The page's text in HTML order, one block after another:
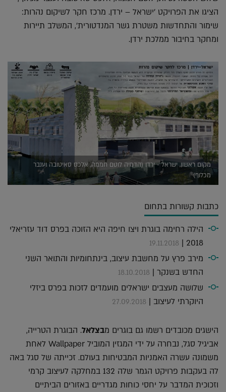
הציגו את הפרויקט 'ישראל – ירדן. מרכז חקר לשיקום נהרות:
שימור והתחדשות משטרת גשר המנדטורית', המשלב תיירות
ומחקר בחיבור ממלכת ירדן.
מקום ראשון, ישראל - ירדן (הדמיה לוטם חממה, אלכס סאיטובה וענבר
מכלוף)
כתבות קשורות בתחום
הילה רחימה בוגרת ויצו חיפה היא הזוכה בפרס דוד עזריאלי
2018 |
19.11.2018
מירב פרץ על מחשבת עיצוב, בינתחומיות והתואר השני
החדש בשנקר | 18.10.2018
שלושה מעצבים ישראלים מועמדים לזכות בפרס ביזלי
היוקרתי לעיצוב | 27.09.2018
הישגים מכובדים רשמו גם בוגרים מבצלאל. הבוגרת הטרייה,
אביגיל סגל, נבחרה על ידי המגזין המוביל Wallpaper לאחת
משמונה עשרה האמניות המבטיחות בעולם. זכייתה של סגל באה
לה בעקבות פרויקט הגמר שלה 132 במחלקה לעיצוב קרמי
וזכוכית המדבר על יחסי כוחות מגדריים באזורים הביתיים